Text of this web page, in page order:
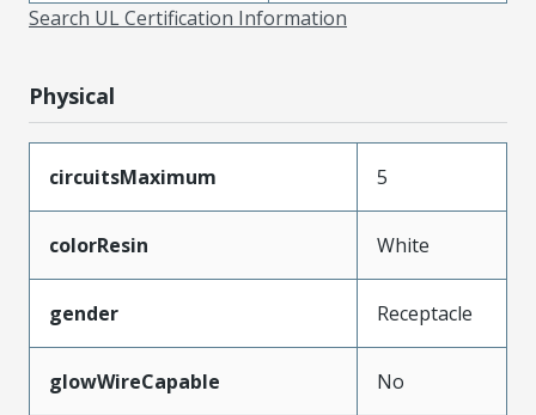
Search UL Certification Information
Physical
circuitsMaximum 5
colorResin White
gender Receptacle
glowWireCapable No